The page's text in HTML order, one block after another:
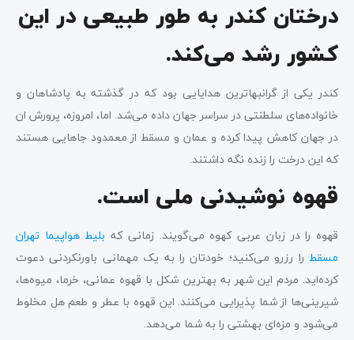
درختان کندر به طور طبیعی در این
کشور رشد می‌کند.
کندر یکی از گرانبهاترین هدایایی بود که در گذشته به پادشاهان و
خانواده‌های سلطنتی در سراسر جهان داده می‌شد. اما، امروزه، پرورش ان
در جهان کاهش پیدا کرده و عمان و مسقط از معمدود جاهایی هستند
که این درخت را زنده نگه داشتند.
قهوه نوشیدنی ملی است.
قهوه را در زبان عربی کهوه می‌گویند. زمانی که بلیط هواپیما تهران
مسقط را رزرو می‌کنید؛ خودتان را به یک مهمانی باورنکردنی دعوت
کرده‌اید. مردم این شهر به بهترین شکل با قهوه عمانی، خرما، میوه‌ها،
شیرینی‌ها از شما پذیرایی می‌کنند. این قهوه با عطر و طعم هل مخلوط
می‌شود و مزه‌ای بهشتی را به شما می‌دهد.